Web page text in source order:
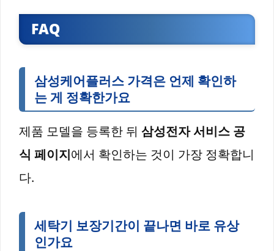
FAQ
삼성케어플러스 가격은 언제 확인하
는 게 정확한가요
제품 모델을 등록한 뒤 삼성전자 서비스 공
식 페이지에서 확인하는 것이 가장 정확합니
다.
세탁기 보장기간이 끝나면 바로 유상
인가요